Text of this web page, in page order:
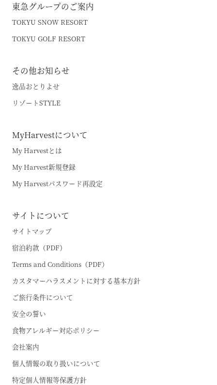
お電話でのご予約はこちら
東急グループのご案内
TOKYU SNOW RESORT
TOKYU GOLF RESORT
その他お知らせ
逸品おとりよせ
リゾートSTYLE
MyHarvestについて
My Harvestとは
My Harvest新規登録
My Harvestパスワード再設定
サイトについて
サイトマップ
宿泊約款（PDF）
Terms and Conditions（PDF）
カスタマーハラスメントに対する基本方針
ご旅行条件について
安全の誓い
食物アレルギー対応ポリシー
会社案内
個人情報の取り扱いについて
特定個人情報等保護方針